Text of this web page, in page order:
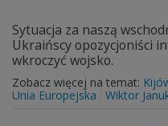
Sytuacja za naszą
Ukraińscy opozycjoniści
wkroczyć wojsko.
Zobacz więcej na temat:
Unia Europejska
Wiktor